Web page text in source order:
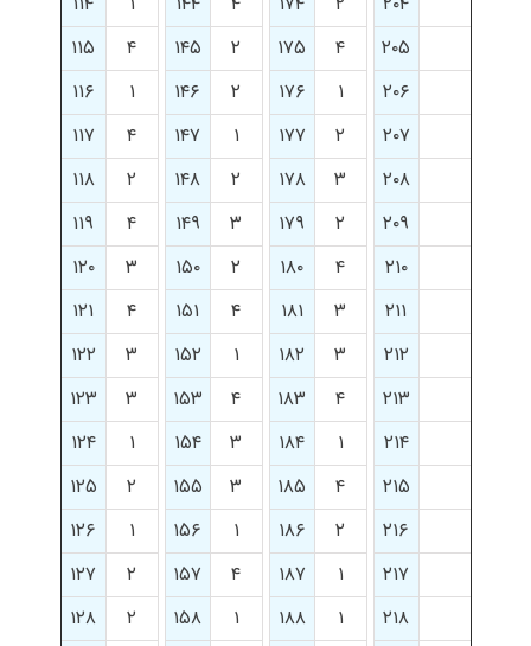
۲۰۵
۴ ۱۷۵ ۲ ۱۴۵ ۴
۱۱۵
۲۰۶
۱ ۱۷۶ ۲ ۱۴۶ ۱
۱۱۶
۲۰۷
۲ ۱۷۷ ۱ ۱۴۷ ۴
۱۱۷
۲۰۸
۳ ۱۷۸ ۲ ۱۴۸ ۲
۱۱۸
۲۰۹
۲ ۱۷۹ ۳ ۱۴۹ ۴
۱۱۹
۲۱۰
۴ ۱۸۰ ۲ ۱۵۰ ۳
۱۲۰
۲۱۱
۳ ۱۸۱ ۴ ۱۵۱ ۴
۱۲۱
۲۱۲
۳ ۱۸۲ ۱ ۱۵۲ ۳
۱۲۲
۲۱۳
۴ ۱۸۳ ۴ ۱۵۳ ۳
۱۲۳
۲۱۴
۱ ۱۸۴ ۳ ۱۵۴ ۱
۱۲۴
۲۱۵
۴ ۱۸۵ ۳ ۱۵۵ ۲
۱۲۵
۲۱۶
۲ ۱۸۶ ۱ ۱۵۶ ۱
۱۲۶
۲۱۷
۱ ۱۸۷ ۴ ۱۵۷ ۲
۱۲۷
۲۱۸
۱ ۱۸۸ ۱ ۱۵۸ ۲
۱۲۸